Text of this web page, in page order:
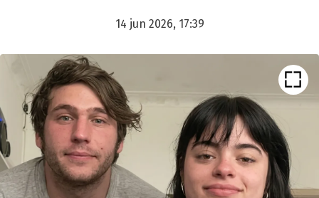
14 jun 2026, 17:39